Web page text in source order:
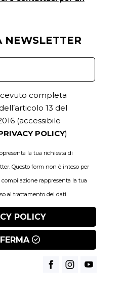
NEWSLETTER
completa
13 del
(accessibile
POLICY)
la tua richiesta di
Questo form non è inteso per
rappresenta la tua
al trattamento dei dati.
POLICY